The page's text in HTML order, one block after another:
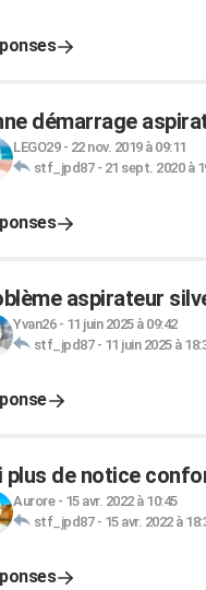
démarrage
LEGO29- 22 nov. 2019 à 09:11
stf_jpd87- 21 sept. 2020 à
aspirateur
Yvan26- 11 juin 2025 à 09:42
stf_jpd87- 11 juin 2025 à
plus de notice
Aurore- 15 avr. 2022 à 10:45
stf_jpd87- 15 avr. 2022 à